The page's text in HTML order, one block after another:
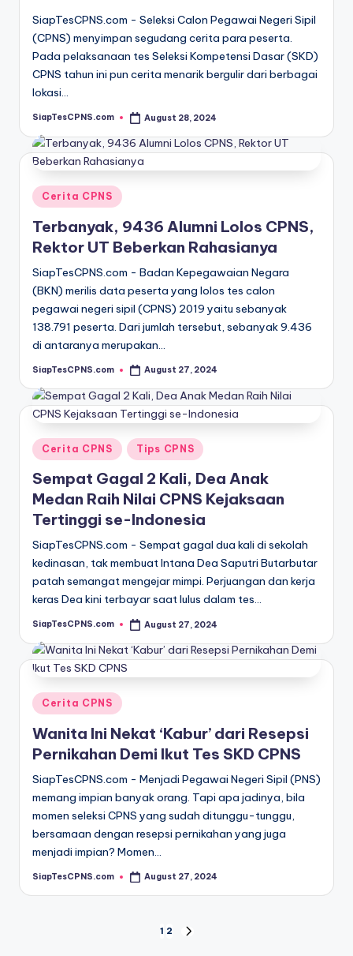
SiapTesCPNS.com - Seleksi Calon Pegawai Negeri Sipil
(CPNS) menyimpan segudang cerita para peserta.
Pada pelaksanaan tes Seleksi Kompetensi Dasar (SKD)
CPNS tahun ini pun cerita menarik bergulir dari berbagai
lokasi…
Posted
SiapTesCPNS.com August 28, 2024
Posted
in
Cerita CPNS
Terbanyak, 9436 Alumni Lolos CPNS,
Rektor UT Beberkan Rahasianya
SiapTesCPNS.com - Badan Kepegawaian Negara
(BKN) merilis data peserta yang lolos tes calon
pegawai negeri sipil (CPNS) 2019 yaitu sebanyak
138.791 peserta. Dari jumlah tersebut, sebanyak 9.436
di antaranya merupakan…
Posted
SiapTesCPNS.com August 27, 2024
Posted
in
Cerita CPNS Tips CPNS
Sempat Gagal 2 Kali, Dea Anak
Medan Raih Nilai CPNS Kejaksaan
Tertinggi se-Indonesia
SiapTesCPNS.com - Sempat gagal dua kali di sekolah
kedinasan, tak membuat Intana Dea Saputri Butarbutar
patah semangat mengejar mimpi. Perjuangan dan kerja
keras Dea kini terbayar saat lulus dalam tes…
Posted
SiapTesCPNS.com August 27, 2024
Posted
in
Cerita CPNS
Wanita Ini Nekat ‘Kabur’ dari Resepsi
Pernikahan Demi Ikut Tes SKD CPNS
SiapTesCPNS.com - Menjadi Pegawai Negeri Sipil (PNS)
memang impian banyak orang. Tapi apa jadinya, bila
momen seleksi CPNS yang sudah ditunggu-tunggu,
bersamaan dengan resepsi pernikahan yang juga
menjadi impian? Momen…
Posted
SiapTesCPNS.com August 27, 2024
1 2